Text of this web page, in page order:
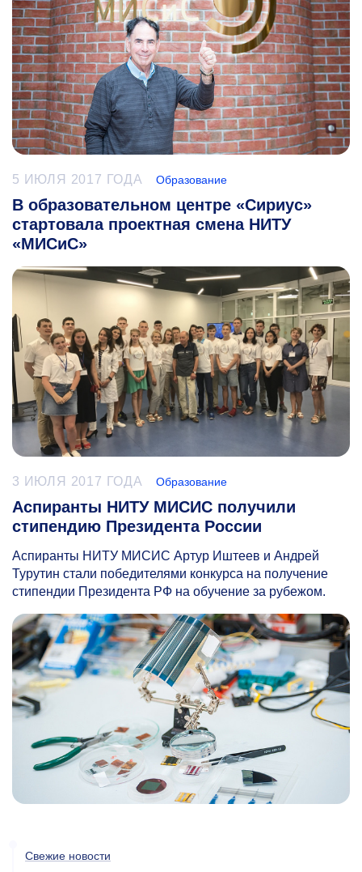
5 ИЮЛЯ 2017 ГОДА Образование
В образовательном центре «Сириус»
стартовала проектная смена НИТУ
«МИСиС»
3 ИЮЛЯ 2017 ГОДА Образование
Аспиранты НИТУ МИСИС получили
стипендию Президента России
Аспиранты НИТУ МИСИС Артур Иштеев и Андрей
Турутин стали победителями конкурса на получение
стипендии Президента РФ на обучение за рубежом.
Свежие новости